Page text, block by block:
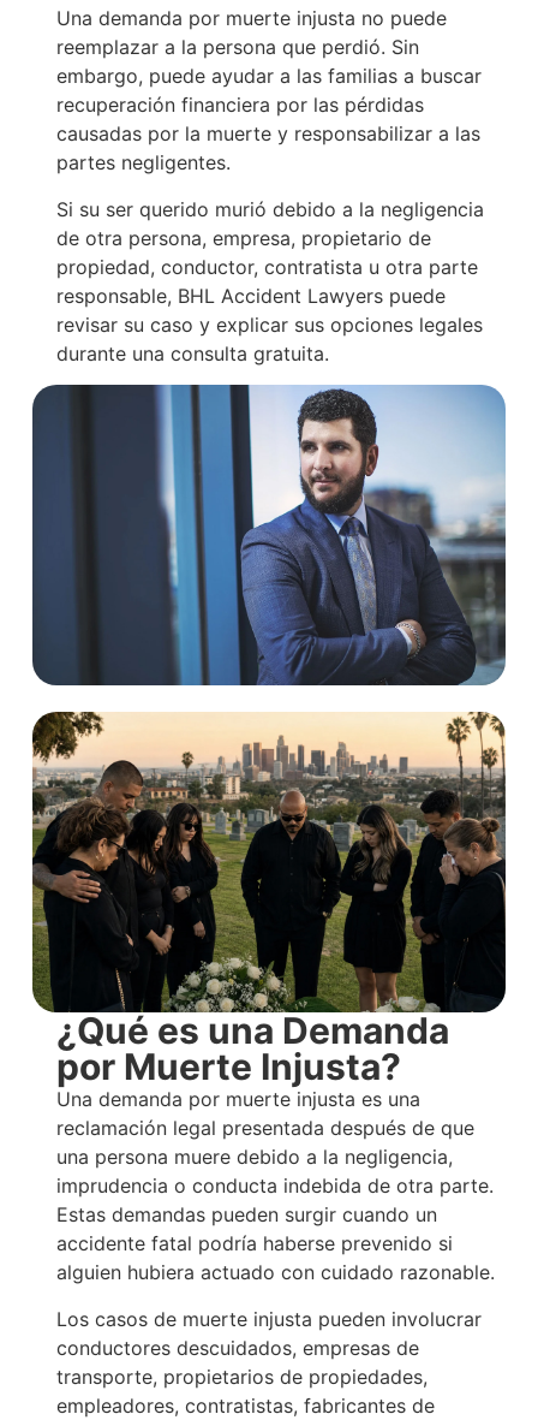
Una demanda por muerte injusta no puede
reemplazar a la persona que perdió. Sin
embargo, puede ayudar a las familias a buscar
recuperación financiera por las pérdidas
causadas por la muerte y responsabilizar a las
partes negligentes.
Si su ser querido murió debido a la negligencia
de otra persona, empresa, propietario de
propiedad, conductor, contratista u otra parte
responsable, BHL Accident Lawyers puede
revisar su caso y explicar sus opciones legales
durante una consulta gratuita.
¿Qué es una Demanda
por Muerte Injusta?
Una demanda por muerte injusta es una
reclamación legal presentada después de que
una persona muere debido a la negligencia,
imprudencia o conducta indebida de otra parte.
Estas demandas pueden surgir cuando un
accidente fatal podría haberse prevenido si
alguien hubiera actuado con cuidado razonable.
Los casos de muerte injusta pueden involucrar
conductores descuidados, empresas de
transporte, propietarios de propiedades,
empleadores, contratistas, fabricantes de